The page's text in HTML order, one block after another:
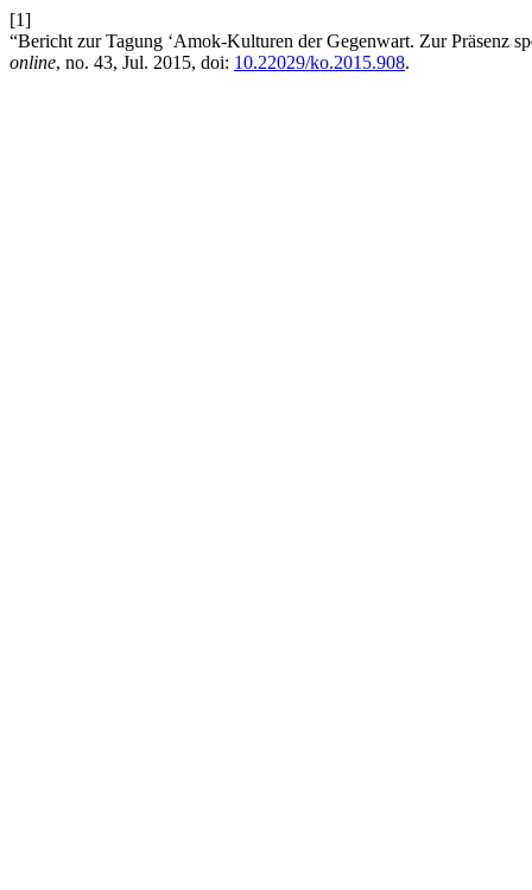
[1]
“Bericht zur Tagung ‘Amok-Kulturen der Gegenwart. Zur Präsenz
online, no. 43, Jul. 2015, doi: 10.22029/ko.2015.908.